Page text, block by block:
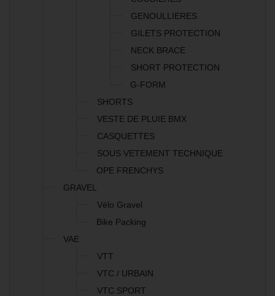
GENOULLIERES
GILETS PROTECTION
NECK BRACE
SHORT PROTECTION
G-FORM
SHORTS
VESTE DE PLUIE BMX
CASQUETTES
SOUS VETEMENT TECHNIQUE
OPE FRENCHYS
GRAVEL
Vélo Gravel
Bike Packing
VAE
VTT
VTC / URBAIN
VTC SPORT